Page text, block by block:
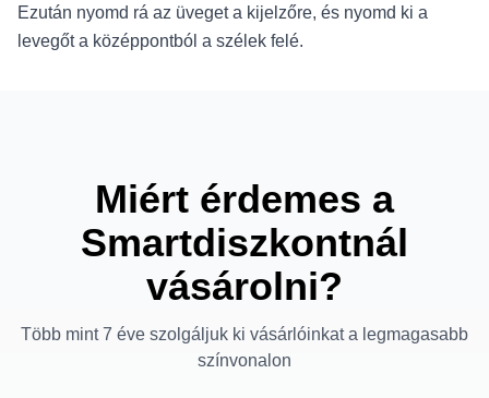
Ezután nyomd rá az üveget a kijelzőre, és nyomd ki a
levegőt a középpontból a szélek felé.
Miért érdemes a
Smartdiszkontnál
vásárolni?
Több mint 7 éve szolgáljuk ki vásárlóinkat a legmagasabb
színvonalon